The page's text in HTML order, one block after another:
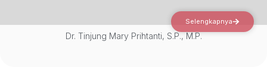
Selengkapnya
Dr. Tinjung Mary Prihtanti, S.P., M.P.